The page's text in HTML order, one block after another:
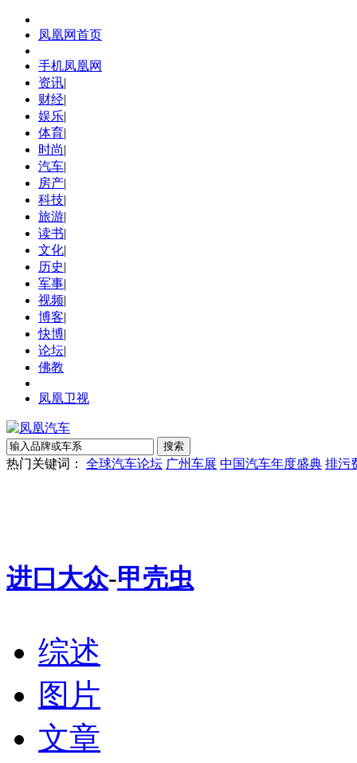
凤凰网首页
手机凤凰网
资讯|
财经|
娱乐|
体育|
时尚|
汽车|
房产|
科技|
旅游|
读书|
文化|
历史|
军事|
视频|
博客|
快博|
论坛|
佛教
凤凰卫视
热门关键词： 全球汽车论坛 广州车展 中国汽车年度盛典 排污
进口大众-甲壳虫
综述
图片
文章